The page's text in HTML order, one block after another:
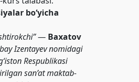
bo‘yicha
— Baxatov
Izentayev nomidagi
Respublikasi
san’at maktab-